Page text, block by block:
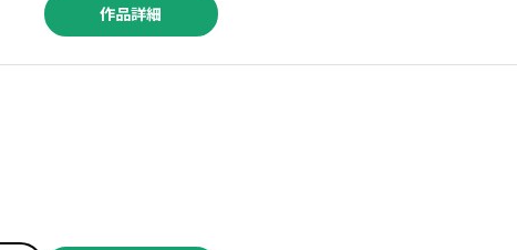
作品詳細